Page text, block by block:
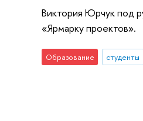
Виктория Юрчук под
«Ярмарку проектов».
Образование студенты